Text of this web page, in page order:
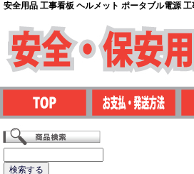
安全用品 工事看板 ヘルメット ポータブル電源